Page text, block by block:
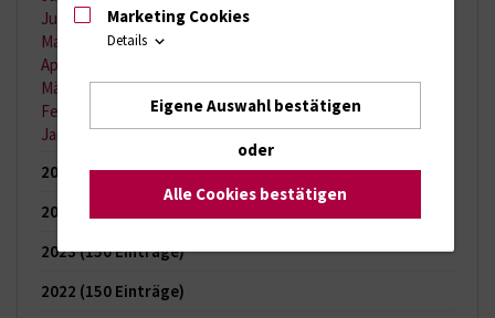
Juni 2026
(13 Einträge)
Mai 2026
(9 Einträge)
April 2026
März 2026(7 Einträge)
Februar 2026
(6 Einträge)
Januar 2026(6 Einträge)
2025
(121 Einträge)
2024
2023(150 Einträge)
2022 (150 Einträge)
Marketing Cookies
Details
Eigene Auswahl bestätigen
oder
Alle Cookies bestätigen